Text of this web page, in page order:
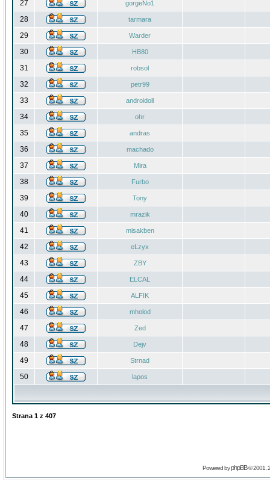
27 gorgeNo1
28 tarmara
29 Warder
30 HB80
31 robsol
32 petr99
33 androidoll
34 ohr
35 andras
36 machado
37 Mira
38 Furbo
39 Tony
40 mrazik
41 misakben
42 eLzyx
43 ZBY
44 ELCAL
45 ALFIK
46 mholod
47 Zed
48 Dejv
49 Strnad
50 lapos
Strana 1 z 407
Powered byphpBB© 2001,